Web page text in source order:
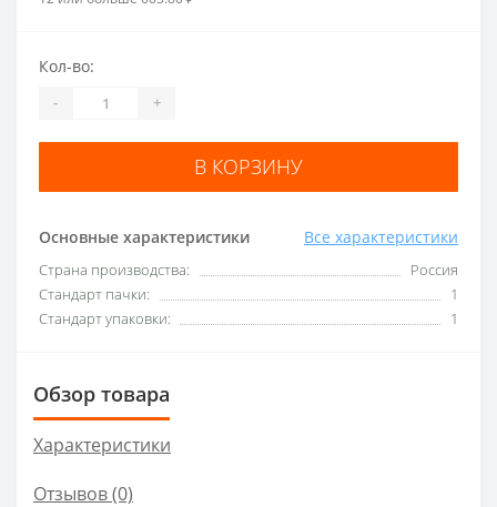
Основные характеристики Все характеристики
Страна производства:
Россия
Стандарт пачки:
1
Стандарт упаковки:
1
Кол-во:
- +
В КОРЗИНУ
Обзор товара
Характеристики
Отзывов (0)